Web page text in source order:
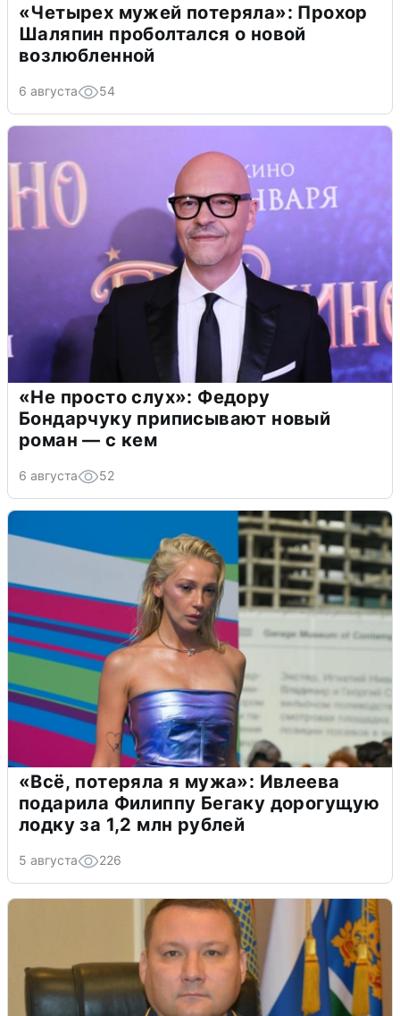
«Четырех мужей потеряла»: Прохор
Шаляпин проболтался о новой
возлюбленной
6 августа 54
«Не просто слух»: Федору
Бондарчуку приписывают новый
роман — с кем
6 августа 52
«Всё, потеряла я мужа»: Ивлеева
подарила Филиппу Бегаку дорогущую
лодку за 1,2 млн рублей
5 августа 226